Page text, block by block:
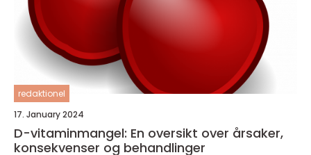
redaktionel
17. January 2024
D-vitaminmangel: En oversikt over årsaker,
konsekvenser og behandlinger